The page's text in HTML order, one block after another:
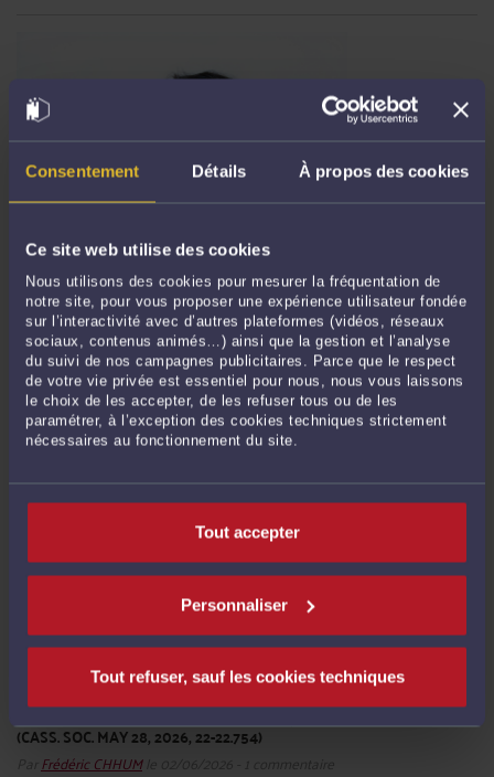
Consentement Détails À propos des cookies
Ce site web utilise des cookies
Nous utilisons des cookies pour mesurer la fréquentation de
notre site, pour vous proposer une expérience utilisateur fondée
sur l’interactivité avec d’autres plateformes (vidéos, réseaux
sociaux, contenus animés…) ainsi que la gestion et l’analyse
du suivi de nos campagnes publicitaires. Parce que le respect
de votre vie privée est essentiel pour nous, nous vous laissons
le choix de les accepter, de les refuser tous ou de les
paramétrer, à l’exception des cookies techniques strictement
nécessaires au fonctionnement du site.
Tout accepter
Personnaliser
Tout refuser, sauf les cookies techniques
DROIT À LA PREUVE – HEURES SUPPLÉMENTAIRES - OBTENTION
DE SA MESSAGERIE PROFESSIONNELLE PAR UN SALARIÉ –
ARTICLE 145 DU CPC -
ParFrédéric CHHUM le 09/07/2026
Dans un arrêt du 24 juin 2025 (25-10.397) publié au bulletin, la Cour de cassation
affirme que la procédure prévue par l’article 145 du CPC ne peut être écartée en
matière de durée du travail quant à l'existence ou au nombre d'heures de travail
accomplies au motif de l'existence ... Lire la suite >
FRENCH LABOUR LAW SEXUAL HARASSMENT – ​​THE COURT OF
CASSATION RECOGNIZES SOCIALIST SEXUAL HARASSMENT
(CASS. SOC. MAY 28, 2026, 22-22.754)
Frédéric CHHUMle 02/06/2026 - 1 commentaire